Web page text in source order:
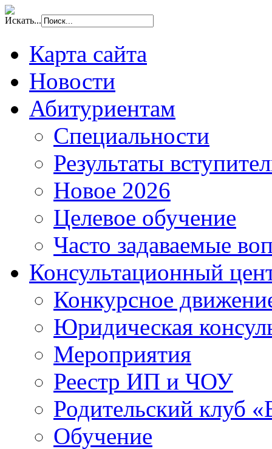
Искать...
Карта сайта
Новости
Абитуриентам
Специальности
Результаты
Новое 2026
Целевое обучение
Часто задаваемые
Консультационный
Конкурсное
Юридическая
Мероприятия
Реестр ИП и ЧОУ
Родительский клуб
Обучение